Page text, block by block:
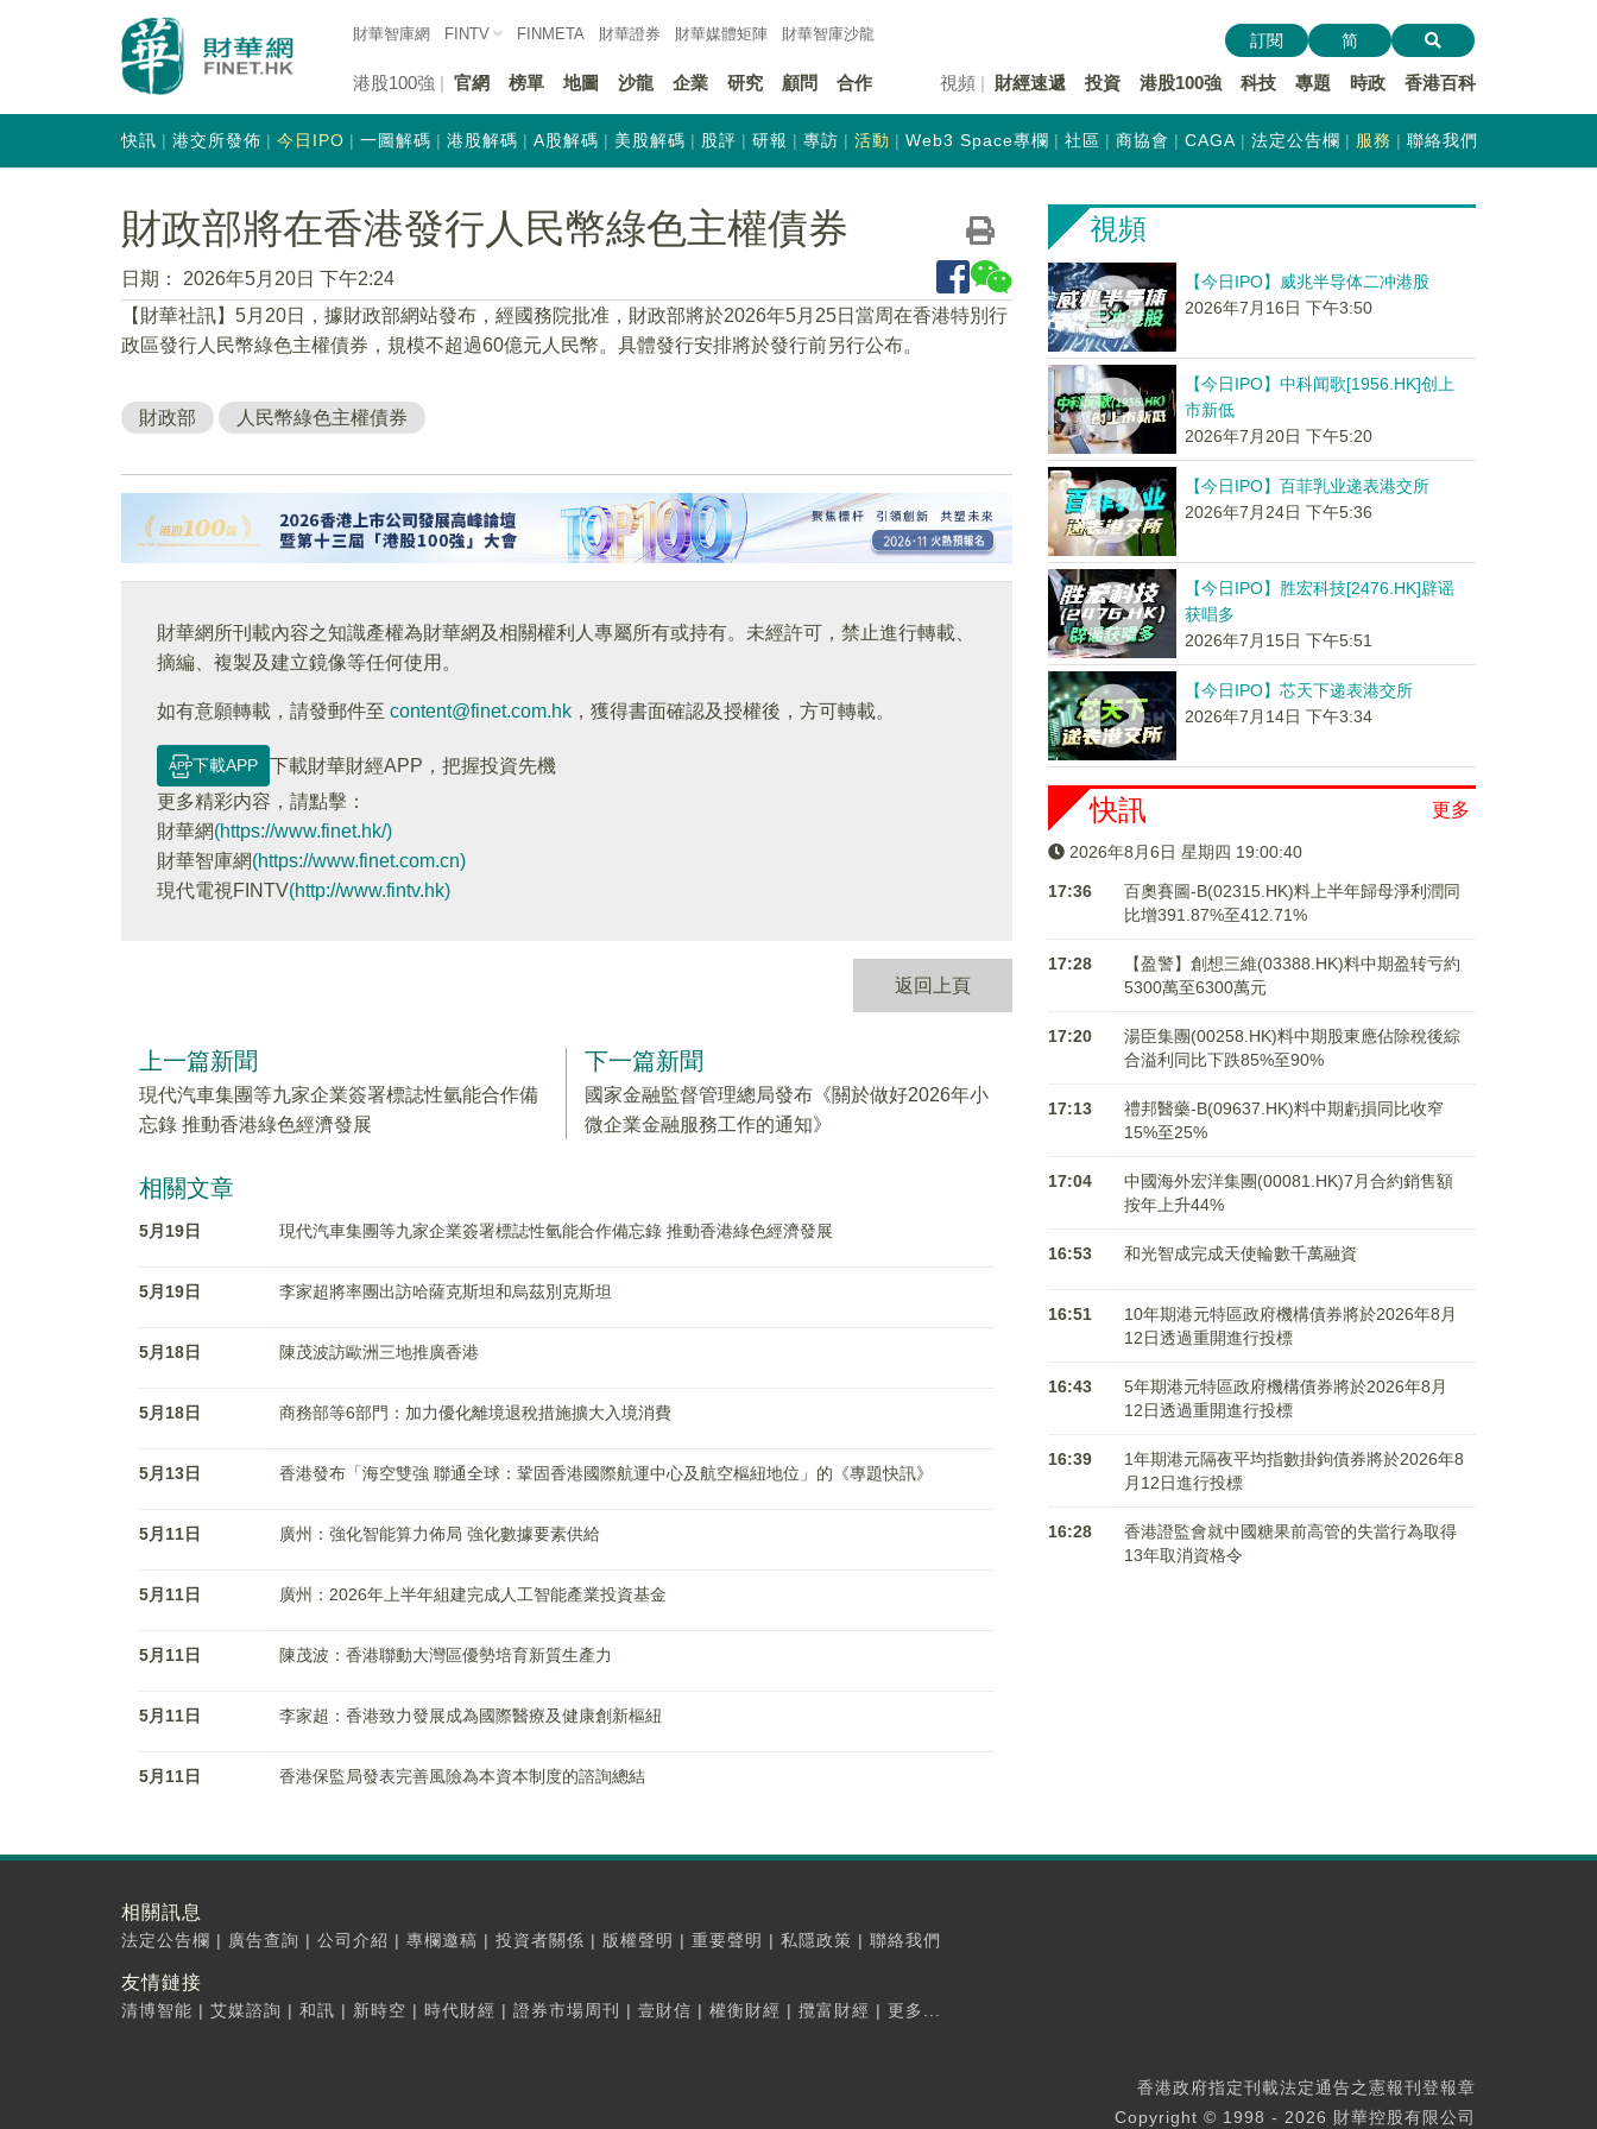
財華智庫網 FINTV FINMETA 財華證券 財華媒體矩陣 財華智庫沙龍
港股100強 官網 榜單 地圖 沙龍 企業 研究 顧問 合作 視頻 財經速遞 投資 港股100強 科技 專題 時政 香港百科
訂閱 简
快訊 港交所發佈 今日IPO 一圖解碼 港股解碼 A股解碼 美股解碼 股評 研報 專訪 活動 Web3 Space專欄 社區 商協會 CAGA 法定公告欄 服務 聯絡我們
財政部將在香港發行人民幣綠色主權債券
日期：
2026年5月20日 下午2:24
【財華社訊】5月20日，據財政部網站發布，經國務院批准，財政部將於2026年5月25日當周在香港特別行
政區發行人民幣綠色主權債券，規模不超過60億元人民幣。具體發行安排將於發行前另行公布。
財政部 人民幣綠色主權債券
財華網所刊載內容之知識產權為財華網及相關權利人專屬所有或持有。未經許可，禁止進行轉載、
摘編、複製及建立鏡像等任何使用。
如有意願轉載，請發郵件至 content@finet.com.hk ，獲得書面確認及授權後，方可轉載。
下載APP
下載財華財經APP，把握投資先機
更多精彩内容，請點擊：
財華網(https://www.finet.hk/)
財華智庫網(https://www.finet.com.cn)
現代電視FINTV(http://www.fintv.hk)
返回上頁
上一篇新聞
現代汽車集團等九家企業簽署標誌性氫能合作備
忘錄 推動香港綠色經濟發展
下一篇新聞
國家金融監督管理總局發布《關於做好2026年小
微企業金融服務工作的通知》
相關文章
5月19日 現代汽車集團等九家企業簽署標誌性氫能合作備忘錄 推動香港綠色經濟發展
5月19日 李家超將率團出訪哈薩克斯坦和烏茲別克斯坦
5月18日 陳茂波訪歐洲三地推廣香港
5月18日 商務部等6部門：加力優化離境退稅措施擴大入境消費
5月13日 香港發布「海空雙強 聯通全球：鞏固香港國際航運中心及航空樞紐地位」的《專題快訊》
5月11日 廣州：強化智能算力佈局 強化數據要素供給
5月11日 廣州：2026年上半年組建完成人工智能產業投資基金
5月11日 陳茂波：香港聯動大灣區優勢培育新質生產力
5月11日 李家超：香港致力發展成為國際醫療及健康創新樞紐
5月11日 香港保監局發表完善風險為本資本制度的諮詢總結
視頻
【今日IPO】威兆半导体二冲港股
2026年7月16日 下午3:50
【今日IPO】中科闻歌[1956.HK]创上
市新低
2026年7月20日 下午5:20
【今日IPO】百菲乳业递表港交所
2026年7月24日 下午5:36
【今日IPO】胜宏科技[2476.HK]辟谣
获唱多
2026年7月15日 下午5:51
【今日IPO】芯天下递表港交所
2026年7月14日 下午3:34
更多
快訊
2026年8月6日 星期四 19:00:40
17:36
百奧賽圖-B(02315.HK)料上半年歸母淨利潤同
比增391.87%至412.71%
17:28
【盈警】創想三維(03388.HK)料中期盈转亏約
5300萬至6300萬元
17:20
湯臣集團(00258.HK)料中期股東應佔除稅後綜
合溢利同比下跌85%至90%
17:13
禮邦醫藥-B(09637.HK)料中期虧損同比收窄
15%至25%
17:04
中國海外宏洋集團(00081.HK)7月合約銷售額
按年上升44%
16:53 和光智成完成天使輪數千萬融資
16:51
10年期港元特區政府機構債券將於2026年8月
12日透過重開進行投標
16:43
5年期港元特區政府機構債券將於2026年8月
12日透過重開進行投標
16:39
1年期港元隔夜平均指數掛鉤債券將於2026年8
月12日進行投標
16:28
香港證監會就中國糖果前高管的失當行為取得
13年取消資格令
相關訊息
法定公告欄 | 廣告查詢 | 公司介紹 | 專欄邀稿 | 投資者關係 | 版權聲明 | 重要聲明 | 私隱政策 | 聯絡我們
友情鏈接
清博智能 | 艾媒諮詢 | 和訊 | 新時空 | 時代財經 | 證券市場周刊 | 壹財信 | 權衡財經 | 攬富財經 | 更多...
香港政府指定刊載法定通告之憲報刊登報章
Copyright © 1998 - 2026 財華控股有限公司